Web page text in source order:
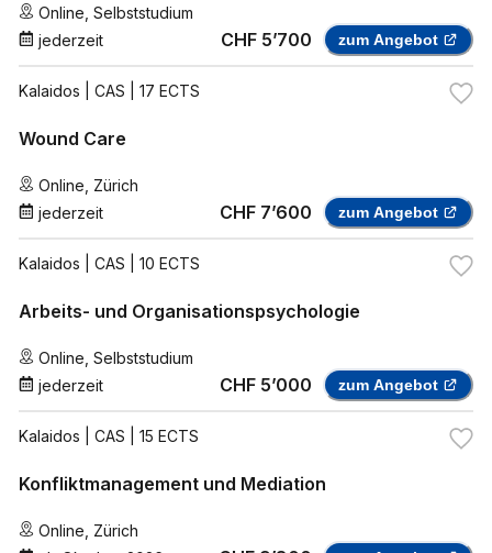
Online Selbststudium
jederzeit
CHF 5’700 zum Angebot
Kalaidos | CAS | 17 ECTS
Wound Care
Online Zürich
jederzeit
CHF 7’600 zum Angebot
Kalaidos | CAS | 10 ECTS
Arbeits- und Organisationspsychologie
Online Selbststudium
jederzeit
CHF 5’000 zum Angebot
Kalaidos | CAS | 15 ECTS
Konfliktmanagement und Mediation
Online Zürich